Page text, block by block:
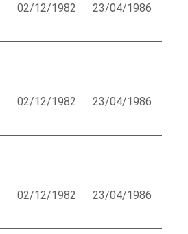
02/12/1982 23/04/1986
02/12/1982 23/04/1986
02/12/1982 23/04/1986